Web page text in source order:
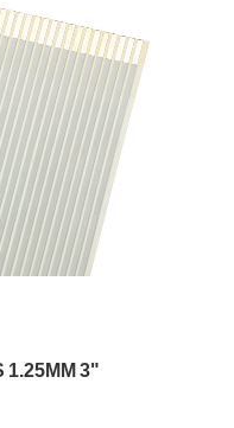
1.25MM 3"